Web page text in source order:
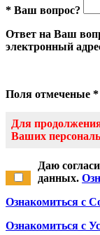
* Ваш вопрос?
Ответ на Ваш
электронный
Поля отмеченые *
Для
Ваших
Даю
данных.
Ознакомиться с
Ознакомиться с